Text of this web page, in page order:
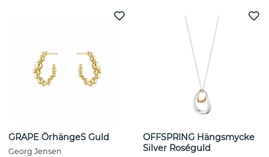
GRAPE ÖrhängeS Guld
Georg Jensen
OFFSPRING Hängsmycke
Silver Roséguld